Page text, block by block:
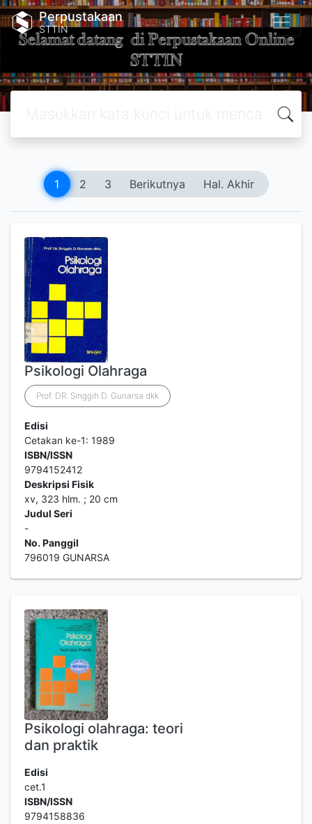
Perpustakaan
STTIN
1 2 3 Berikutnya Hal. Akhir
Psikologi Olahraga
Prof. DR. Singgih D. Gunarsa dkk
Edisi
Cetakan ke-1: 1989
ISBN/ISSN
9794152412
Deskripsi Fisik
xv, 323 hlm. ; 20 cm
Judul Seri
-
No. Panggil
796019 GUNARSA
Psikologi olahraga: teori
dan praktik
Edisi
cet.1
ISBN/ISSN
9794158836